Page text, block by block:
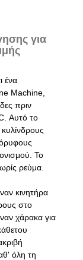
για
ένα
Machine,
πριν
Αυτό το
Το
ρεύμα.
κινητήρα
στο
χάρακα για
όλη τη